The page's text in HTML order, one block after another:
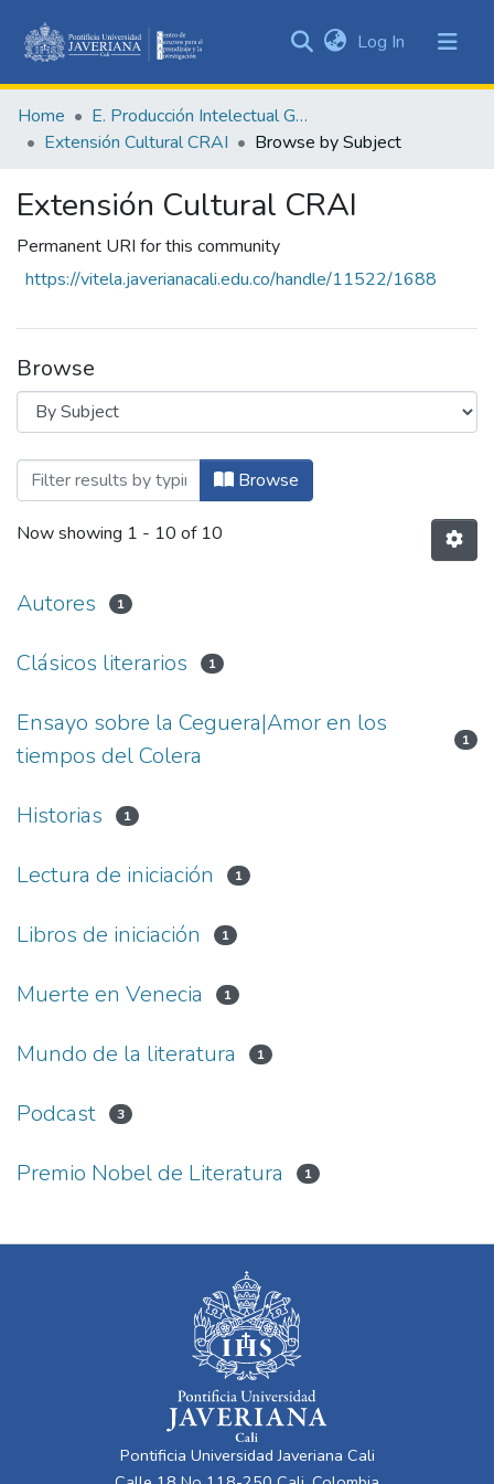
&
Collections
Log In (current)
Home
E. Producción Intelectual General
Extensión Cultural CRAI
Browse by Subject
Extensión Cultural CRAI
Permanent URI for this community
https://vitela.javerianacali.edu.co/handle/11522/1688
Browse
Browsing Extensión Cultural CRAI by
Browse
Now showing 1 - 10 of 10
Autores 1
Clásicos literarios 1
Ensayo sobre la Ceguera|Amor en los
tiempos del Colera
1
Historias 1
Lectura de iniciación 1
Libros de iniciación 1
Muerte en Venecia 1
Mundo de la literatura 1
Podcast 3
Premio Nobel de Literatura 1
Pontificia Universidad Javeriana Cali